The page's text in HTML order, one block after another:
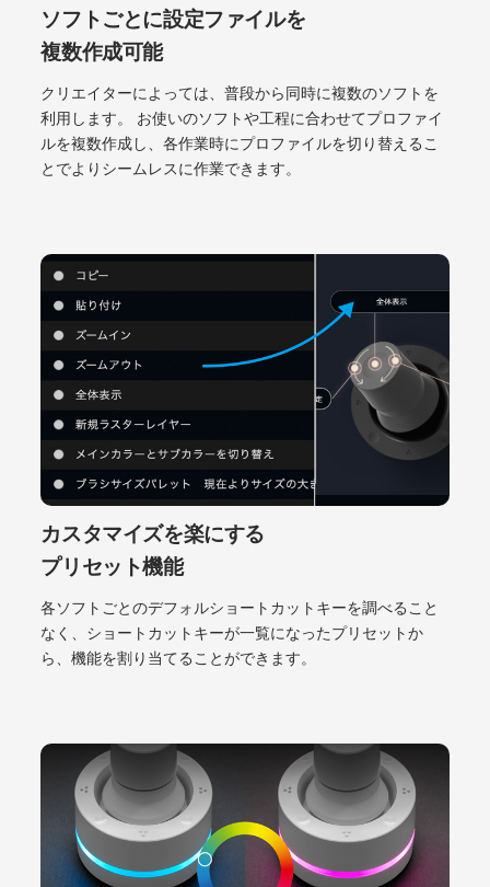
ソフトごとに設定ファイルを
複数作成可能
クリエイターによっては、普段から同時に複数のソフトを
利用します。 お使いのソフトや工程に合わせてプロファイ
ルを複数作成し、各作業時にプロファイルを切り替えるこ
とでよりシームレスに作業できます。
カスタマイズを楽にする
プリセット機能
各ソフトごとのデフォルショートカットキーを調べること
なく、ショートカットキーが一覧になったプリセットか
ら、機能を割り当てることができます。